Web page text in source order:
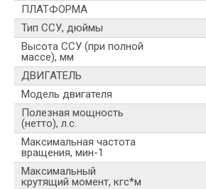
ПЛАТФОРМА
Тип ССУ, дюймы
Высота ССУ (при полной
массе), мм
ДВИГАТЕЛЬ
Модель двигателя
Полезная мощность
(нетто), л.с.
Максимальная частота
вращения, мин-1
Максимальный
крутящий момент, кгс*м